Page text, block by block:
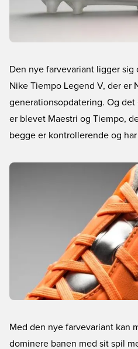
Den nye farvevariant ligger sig
Nike Tiempo Legend V, der er
generationsopdatering. Og
er blevet Maestri og Tiempo,
begge er kontrollerende og
Med den nye farvevariant kan
dominere banen med sit spil